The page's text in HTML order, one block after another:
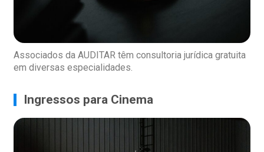
Associados da AUDITAR têm consultoria jurídica gratuita
em diversas especialidades.
Ingressos para Cinema